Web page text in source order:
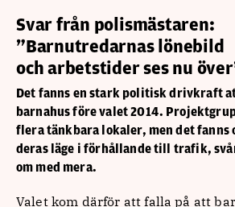
Svar från polismästaren:
”Barnutredarnas lönebild
och arbetstider ses nu
Det fanns en stark politisk drivkraft
barnahus före valet 2014.
flera tänkbara lokaler, men det fanns
deras läge i förhållande till trafik,
om med mera.
Valet kom därför att falla på att